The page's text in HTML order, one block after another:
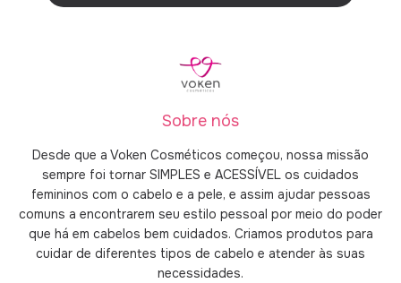
Sobre nós
Desde que a Voken Cosméticos começou, nossa missão
sempre foi tornar SIMPLES e ACESSÍVEL os cuidados
femininos com o cabelo e a pele, e assim ajudar pessoas
comuns a encontrarem seu estilo pessoal por meio do poder
que há em cabelos bem cuidados. Criamos produtos para
cuidar de diferentes tipos de cabelo e atender às suas
necessidades.